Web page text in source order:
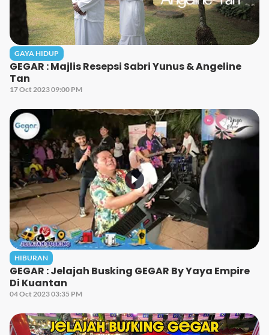
GAYA HIDUP
GEGAR : Majlis Resepsi Sabri Yunus & Angeline
Tan
17 Oct 2023 09:00 PM
HIBURAN
GEGAR : Jelajah Busking GEGAR By Yaya Empire
Di Kuantan
04 Oct 2023 03:35 PM